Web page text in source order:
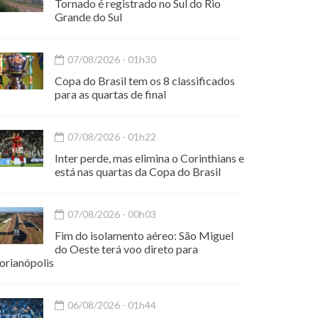
Tornado é registrado no Sul do Rio
Grande do Sul
07/08/2026 - 01h30
Copa do Brasil tem os 8 classificados
para as quartas de final
07/08/2026 - 01h22
Inter perde, mas elimina o Corinthians e
está nas quartas da Copa do Brasil
07/08/2026 - 00h03
Fim do isolamento aéreo: São Miguel
do Oeste terá voo direto para
06/08/2026 - 01h44